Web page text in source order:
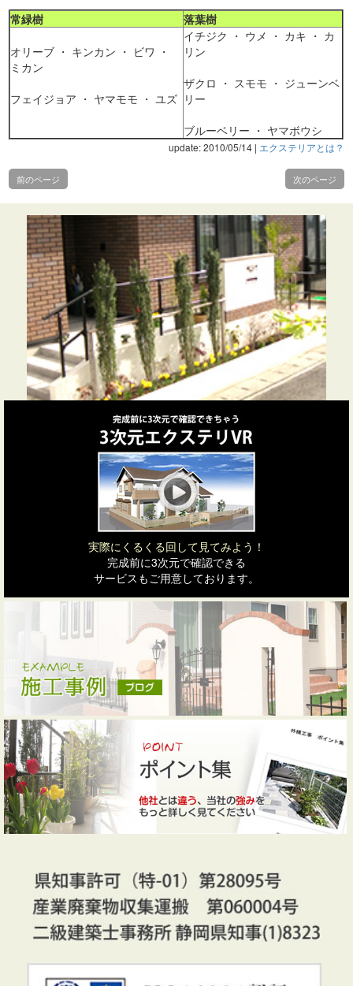
常緑樹
落葉樹
オリーブ ・ キンカン ・ ビワ ・
ミカン
フェイジョア ・ ヤマモモ ・ ユズ
イチジク ・ ウメ ・ カキ ・ カ
リン
ザクロ ・ スモモ ・ ジューンベ
リー
ブルーベリー ・ ヤマボウシ
update: 2010/05/14| エクステリアとは？
前のページ 次のページ
実際にくるくる回して見てみよう！
完成前に3次元で確認できる
サービスもご用意しております。